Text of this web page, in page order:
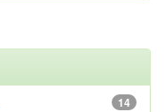
14